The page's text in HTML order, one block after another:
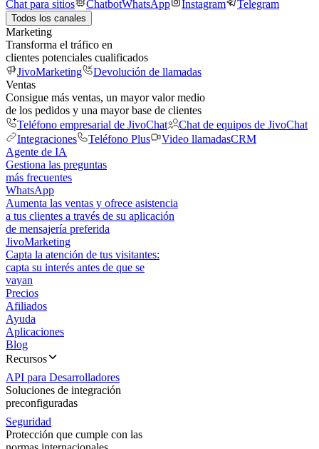
Chat para sitios
ChatbotWhatsApp Instagram Telegram
Todos los canales
Marketing
Transforma el tráfico en
clientes potenciales cualificados
JivoMarketing
Devolución de llamadas
Ventas
Consigue más ventas, un mayor valor medio
de los pedidos y una mayor base de clientes
Teléfono empresarial de JivoChat
Chat de equipos de JivoChat
Integraciones
Teléfono Plus Video llamadasCRM
Agente de IA
Gestiona las preguntas
más frecuentes
WhatsApp
Aumenta las ventas y ofrece asistencia
a tus clientes a través de su aplicación
de mensajería preferida
JivoMarketing
Capta la atención de tus visitantes:
capta su interés antes de que se
vayan
Precios
Afiliados
Ayuda
Aplicaciones
Blog
Recursos
API para Desarrolladores
Soluciones de integración
preconfiguradas
Seguridad
Protección que cumple con las